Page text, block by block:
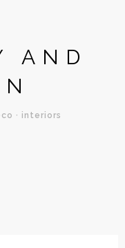
AND
· interiors